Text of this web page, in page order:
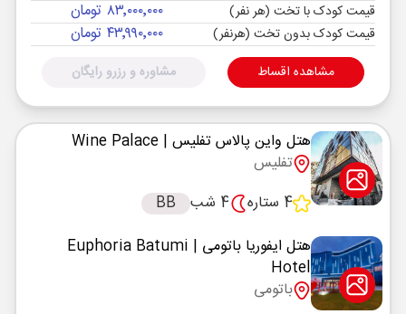
قیمت کودک با تخت (هر نفر) ۸۳٬۰۰۰٬۰۰۰ تومان
قیمت کودک بدون تخت (هرنفر) ۴۳٬۹۹۰٬۰۰۰ تومان
مشاهده اقساط مشاوره و رزرو رایگان
هتل واین پالاس تفلیس | Wine Palace
تفلیس
4 ستاره
4 شب
BB
هتل ایفوریا باتومی
| Euphoria Batumi
Hotel
باتومی